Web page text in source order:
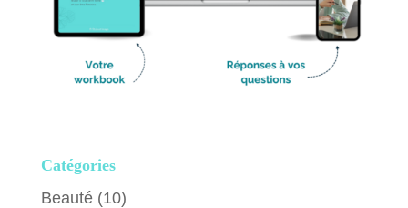
Catégories
Beauté(10)